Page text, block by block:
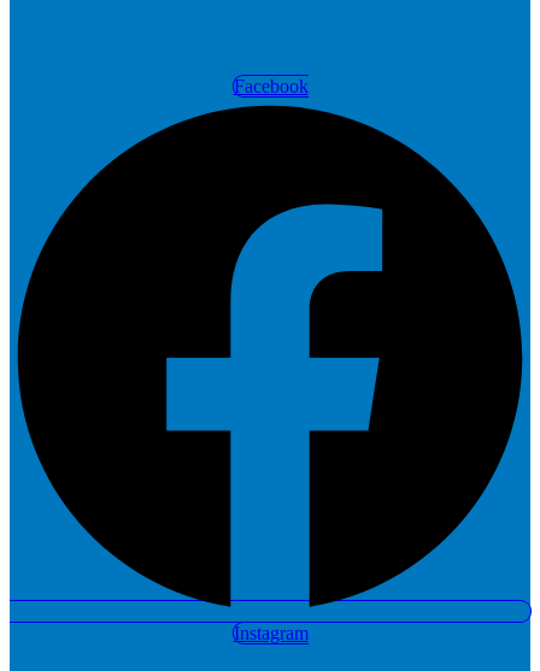
Facebook
Instagram